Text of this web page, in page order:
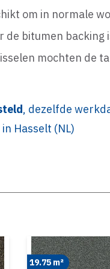
om in normale
de bitumen
mochten de
, dezelfde
in Hasselt (NL)
19.75 m²